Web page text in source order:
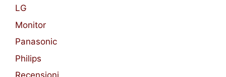
LG
Monitor
Panasonic
Philips